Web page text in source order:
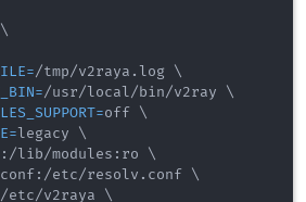
\
=/tmp/v2raya.log \
=/usr/local/bin/v2ray \
=off \
=legacy \
lib/modules:ro
\
etc/resolv.conf
\
etc/v2raya
\